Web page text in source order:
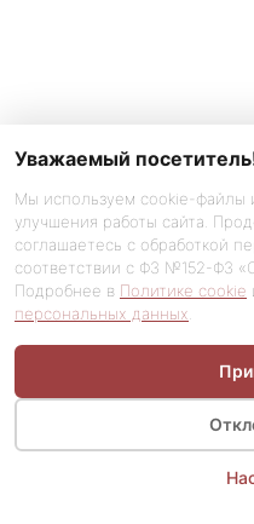
Уважаемый
Мы используем cookie-файлы
улучшения работы сайта.
соглашаетесь с обработкой
соответствии с ФЗ №152-ФЗ
Подробнее в Политике cookie
персональных данных